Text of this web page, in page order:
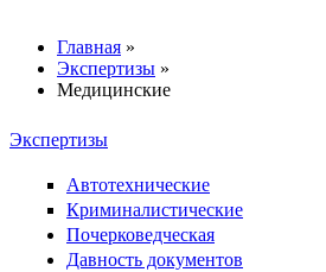
Вы здесьГлавная »
Экспертизы »
Медицинские
Экспертизы
Автотехнические
Криминалистические
Почерковедческая
Давность документов